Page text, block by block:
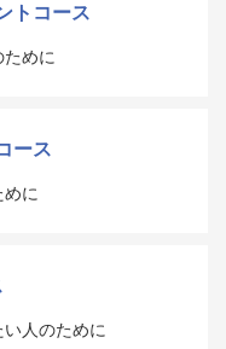
トコース
めに
ース
に
人のために